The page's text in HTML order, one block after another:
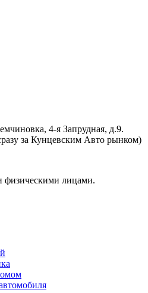
4-я Запрудная, д.9.
за Кунцевским Авто рынком)
физическими лицами.